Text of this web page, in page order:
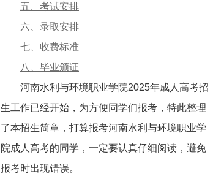
五、考试安排
六、录取安排
七、收费标准
八、毕业颁证
河南水利与环境职业学院2025年成人高考招
生工作已经开始，为方便同学们报考，特此整理
了本招生简章，打算报考河南水利与环境职业学
院成人高考的同学，一定要认真仔细阅读，避免
报考时出现错误。